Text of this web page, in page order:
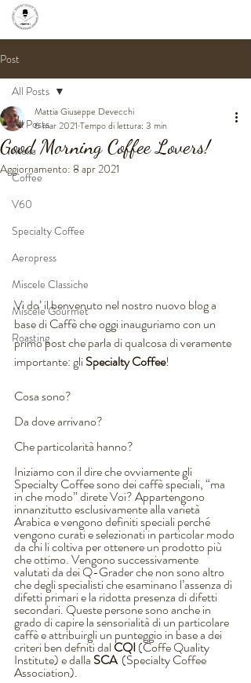
Post
All Posts
Moka
Coffee
V60
Specialty Coffee
Aeropress
Miscele Classiche
Miscele Gourmet
Roasting
All Posts
Good Morning Coffee Lovers!
Mattia Giuseppe Devecchi
6 mar 2021 Tempo di lettura: 3 min
Aggiornamento: 8 apr 2021
Vi do’ il benvenuto nel nostro nuovo blog a
base di Caffè che oggi inauguriamo con un
primo post che parla di qualcosa di veramente
importante: gli Specialty Coffee!
Cosa sono?
Da dove arrivano?
Che particolarità hanno?
Iniziamo con il dire che ovviamente gli
Specialty Coffee sono dei caffè speciali, “ma
in che modo” direte Voi? Appartengono
innanzitutto esclusivamente alla varietà
Arabica e vengono definiti speciali perché
vengono curati e selezionati in particolar modo
da chi li coltiva per ottenere un prodotto più
che ottimo. Vengono successivamente
valutati da dei Q-Grader che non sono altro
che degli specialisti che esaminano l’assenza di
difetti primari e la ridotta presenza di difetti
secondari. Queste persone sono anche in
grado di capire la sensorialità di un particolare
caffè e attribuirgli un punteggio in base a dei
criteri ben defniti dal CQI (Coffe Quality
Institute) e dalla SCA
  (Specialty Coffee
Association).